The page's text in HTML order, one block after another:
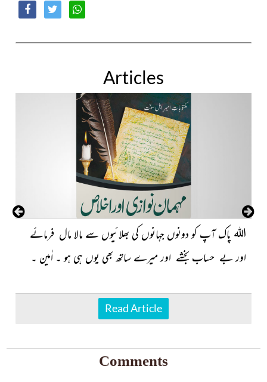
Articles
اللہ پاک آپ کو دونوں جہانوں کی بھلائیوں سے مالا مال فرمائے
اور بے حساب بخشے اور میرے ساتھ بھی یوں ہی ہو ۔ اٰمین ۔
Read Article
Comments